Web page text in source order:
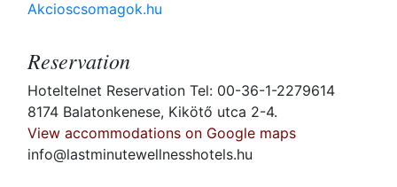
Akcioscsomagok.hu
Reservation
Hoteltelnet Reservation Tel: 00-36-1-2279614
8174 Balatonkenese, Kikötő utca 2-4.
View accommodations on Google maps
info@lastminutewellnesshotels.hu